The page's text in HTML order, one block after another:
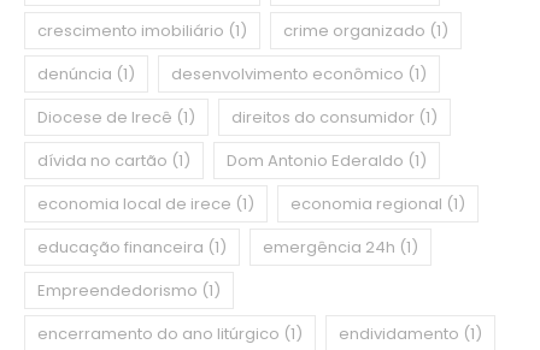
crescimento imobiliário (1) crime organizado (1)
denúncia (1) desenvolvimento econômico (1)
Diocese de Irecê (1) direitos do consumidor (1)
dívida no cartão (1) Dom Antonio Ederaldo (1)
economia local de irece (1) economia regional (1)
educação financeira (1) emergência 24h (1)
Empreendedorismo (1)
encerramento do ano litúrgico (1) endividamento (1)